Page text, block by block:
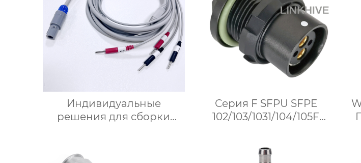
Индивидуальные
решения для сборки
мониторинга
Серия F SFPU SFPE
102/103/1031/104/105F